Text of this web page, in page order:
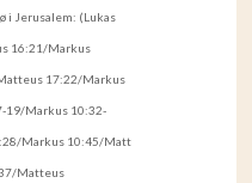
i Jerusalem: (Lukas
16:21/Markus
17:22/Markus
19/Markus 10:32-
Markus 10:45/Matt
Matteus